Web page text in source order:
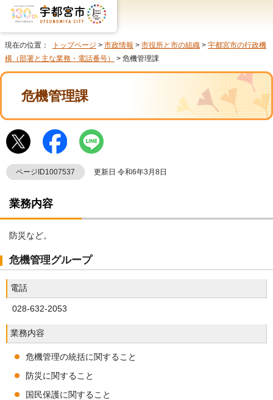
現在の位置： トップページ > 市政情報 > 市役所と市の組織 > 宇都宮市の行政機
構（部署と主な業務・電話番号）
> 危機管理課
危機管理課
ページID1007537 更新日 令和6年3月8日
業務内容
防災など。
危機管理グループ
電話
028-632-2053
業務内容
危機管理の統括に関すること
防災に関すること
国民保護に関すること